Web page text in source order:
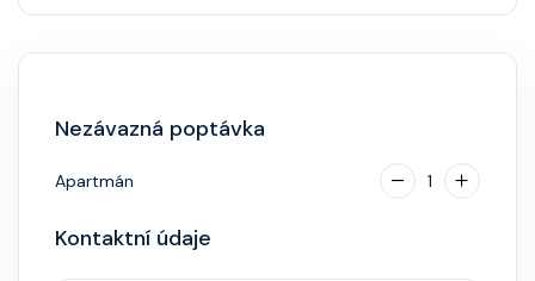
smoking.
Nezávazná poptávka
Apartmán 1
Kontaktní údaje